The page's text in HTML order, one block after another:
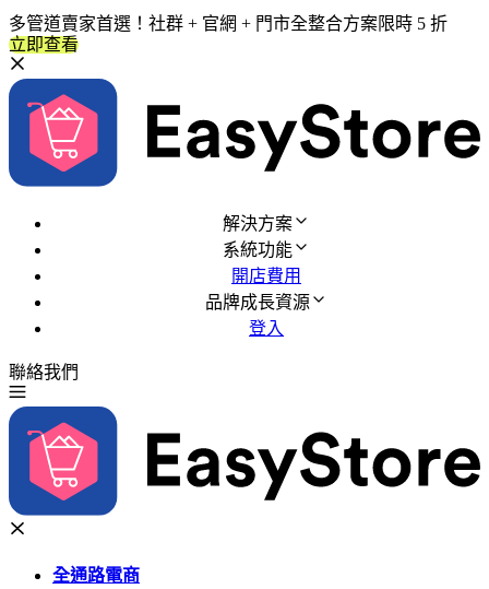
多管道賣家首選！社群 + 官網 + 門市全整合方案限時 5 折
立即查看
解決方案
系統功能
開店費用
品牌成長資源
登入
聯絡我們
全通路電商